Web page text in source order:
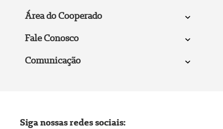
Área do Cooperado
Fale Conosco
Comunicação
Siga nossas redes sociais: